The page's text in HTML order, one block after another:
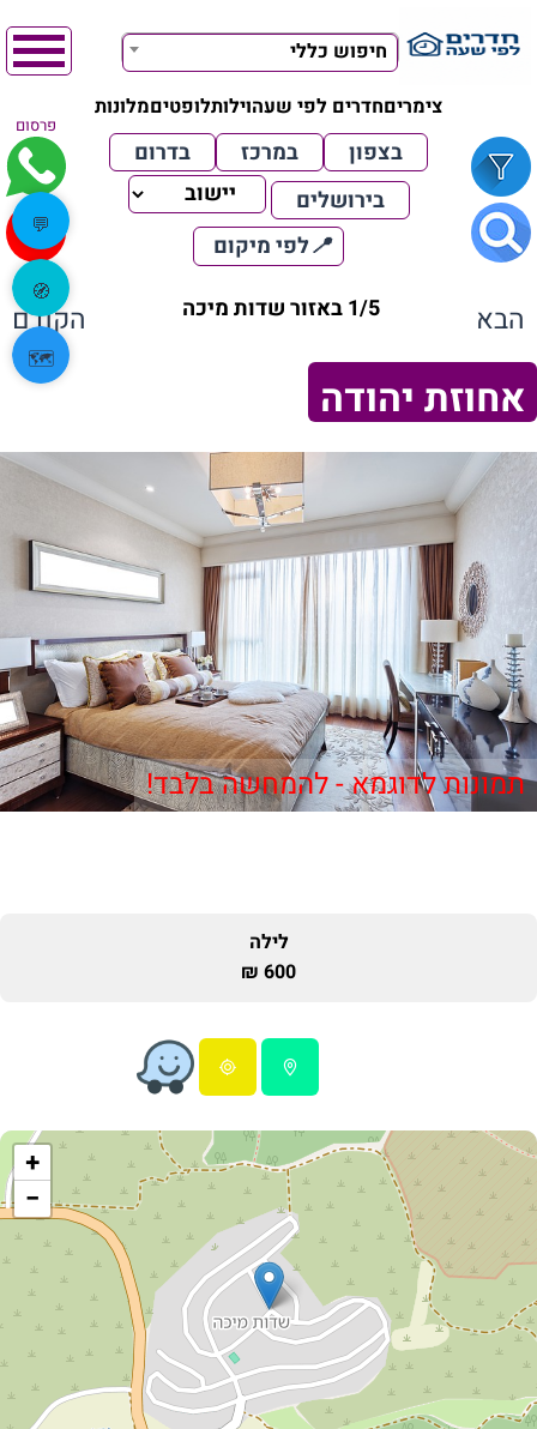
חיפוש כללי
צימריםחדרים לפי שעהוילותלופטיםמלונות
פרסום
בצפון במרכז
בדרום
בירושלים
📍לפי מיקום
הבא 1/5 באזור שדות מיכה הקודם
אחוזת יהודה
תמונות לדוגמא - להמחשה בלבד!
לילה
600 ₪
+
−
💬
🧭
🗺️